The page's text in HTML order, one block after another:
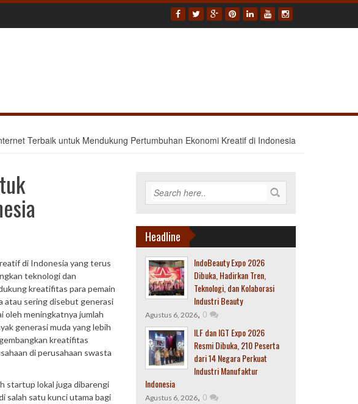
Terbaik untuk Mendukung Pertumbuhan Ekonomi Kreatif di Indonesia
di Indonesia yang terus
teknologi dan
kreatifitas para pemain
atau sering disebut generasi
oleh meningkatnya jumlah
generasi muda yang lebih
kreatifitas
di perusahaan swasta
startup lokal juga dibarengi
salah satu kunci utama bagi
Headline
IndoBeauty Expo 2026
Dibuka, Hadirkan Tren,
Teknologi, dan Kolaborasi
Industri Beauty
Agustus 6, 2026, 0
ILF dan IGT Expo 2026
Resmi Dibuka, 210 Peserta
dari 14 Negara Perkuat
Industri Manufaktur
Indonesia
Agustus 6, 2026, 0